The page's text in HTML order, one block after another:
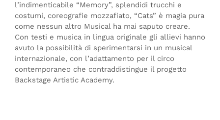
l’indimenticabile “Memory”, splendidi trucchi e
costumi, coreografie mozzafiato, “Cats” è magia pura
come nessun altro Musical ha mai saputo creare.
Con testi e musica in lingua originale gli allievi hanno
avuto la possibilità di sperimentarsi in un musical
internazionale, con l’adattamento per il circo
contemporaneo che contraddistingue il progetto
Backstage Artistic Academy.